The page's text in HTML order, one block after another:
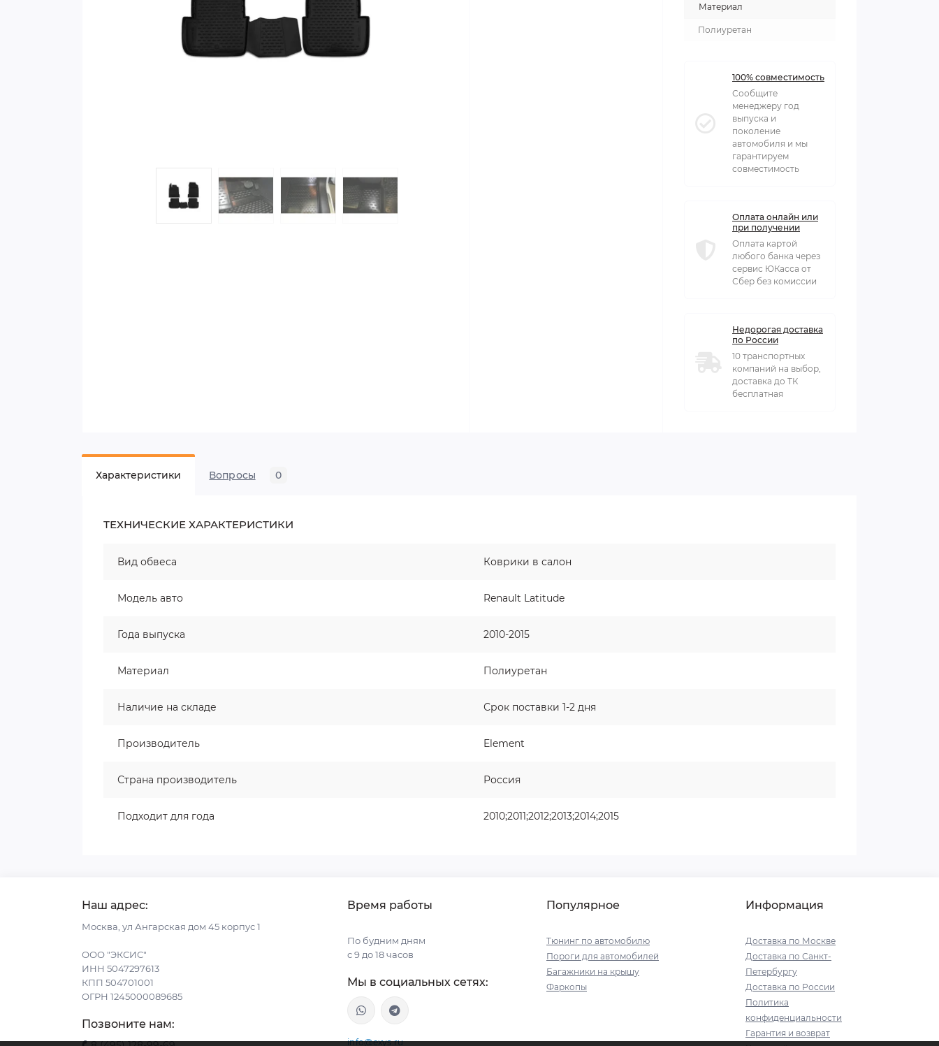
Материал
Полиуретан
100% совместимость
Сообщите
менеджеру год
выпуска и
поколение
автомобиля и мы
гарантируем
совместимость
Оплата онлайн или
при получении
Оплата картой
любого банка через
сервис ЮКасса от
Сбер без комиссии
Недорогая доставка
по России
10 транспортных
компаний на выбор,
доставка до ТК
бесплатная
Характеристики Вопросы 0
ТЕХНИЧЕСКИЕ ХАРАКТЕРИСТИКИ
Вид обвеса Коврики в салон
Модель авто Renault Latitude
Года выпуска 2010-2015
Материал Полиуретан
Наличие на складе Срок поставки 1-2 дня
Производитель Element
Страна производитель Россия
Подходит для года 2010;2011;2012;2013;2014;2015
Наш адрес:
Москва, ул Ангарская дом 45 корпус 1
ООО "ЭКСИС"
ИНН 5047297613
КПП 504701001
ОГРН 1245000089685
Позвоните нам:
Время работы
По будним дням
с 9 до 18 часов
Мы в социальных сетях:
info@exys.ru
Популярное
Тюнинг по автомобилю
Пороги для автомобилей
Багажники на крышу
Фаркопы
Информация
Доставка по Москве
Доставка по Санкт-
Петербургу
Доставка по России
Политика
конфиденциальности
Гарантия и возврат